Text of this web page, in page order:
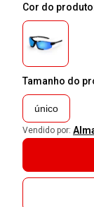
Cor do
Tamanho do
único
Vendido por: